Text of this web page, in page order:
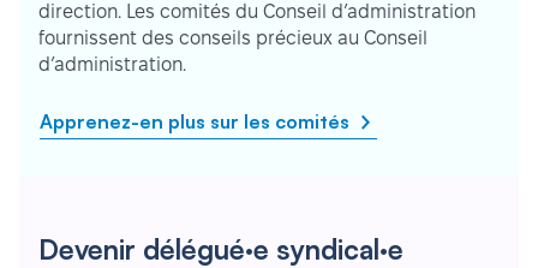
direction. Les comités du Conseil d’administration
fournissent des conseils précieux au Conseil
d’administration.
Apprenez-en plus sur les comités
Devenir délégué·e syndical·e